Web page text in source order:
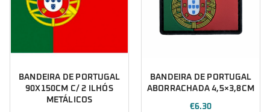
BANDEIRA DE PORTUGAL
90X150CM C/ 2 ILHÓS
METÁLICOS
BANDEIRA DE PORTUGAL
ABORRACHADA 4,5×3,8CM
€6.30